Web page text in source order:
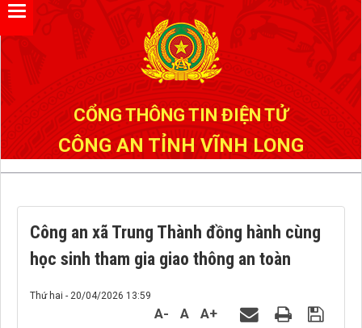
CỔNG THÔNG TIN ĐIỆN TỬ
CÔNG AN TỈNH VĨNH LONG
Công an xã Trung Thành đồng hành cùng
học sinh tham gia giao thông an toàn
Thứ hai - 20/04/2026 13:59
A- A A+